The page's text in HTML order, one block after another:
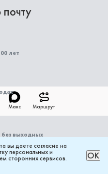
лет
выходных
Макс Маршрут
вы даете согласие на
персональных и
сторонних сервисов.
ОК
ОНЛАЙН